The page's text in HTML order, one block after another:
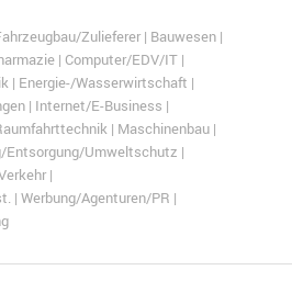
Zulieferer | Bauwesen |
| Computer/EDV/IT |
| Energie-/Wasserwirtschaft |
| Internet/E-Business |
| Maschinenbau |
Entsorgung/Umweltschutz |
|
| Werbung/Agenturen/PR |